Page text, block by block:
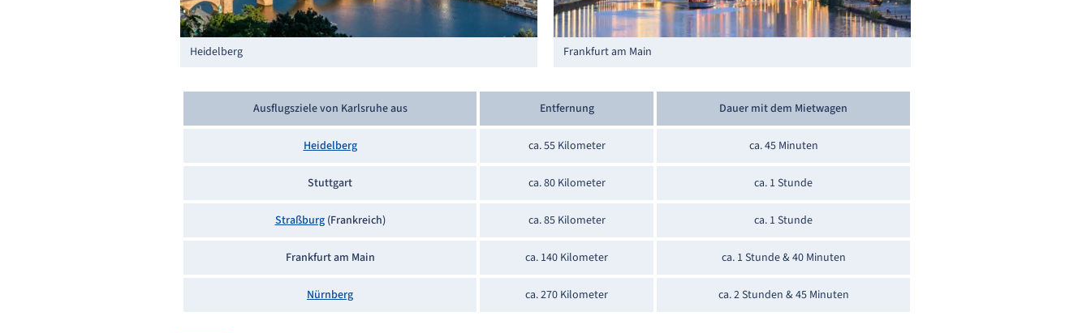
Heidelberg Frankfurt am Main
Ausflugsziele von Karlsruhe aus Entfernung Dauer mit dem Mietwagen
Heidelberg ca. 55 Kilometer ca. 45 Minuten
Stuttgart ca. 80 Kilometer ca. 1 Stunde
Straßburg(Frankreich) ca. 85 Kilometer ca. 1 Stunde
Frankfurt am Main ca. 140 Kilometer ca. 1 Stunde & 40 Minuten
Nürnberg ca. 270 Kilometer ca. 2 Stunden & 45 Minuten